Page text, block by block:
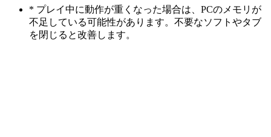
* プレイ中に動作が重くなった場合は、PCのメモリが
不足している可能性があります。不要なソフトやタブ
を閉じると改善します。